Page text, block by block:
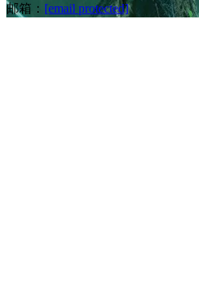
邮箱： [email protected]